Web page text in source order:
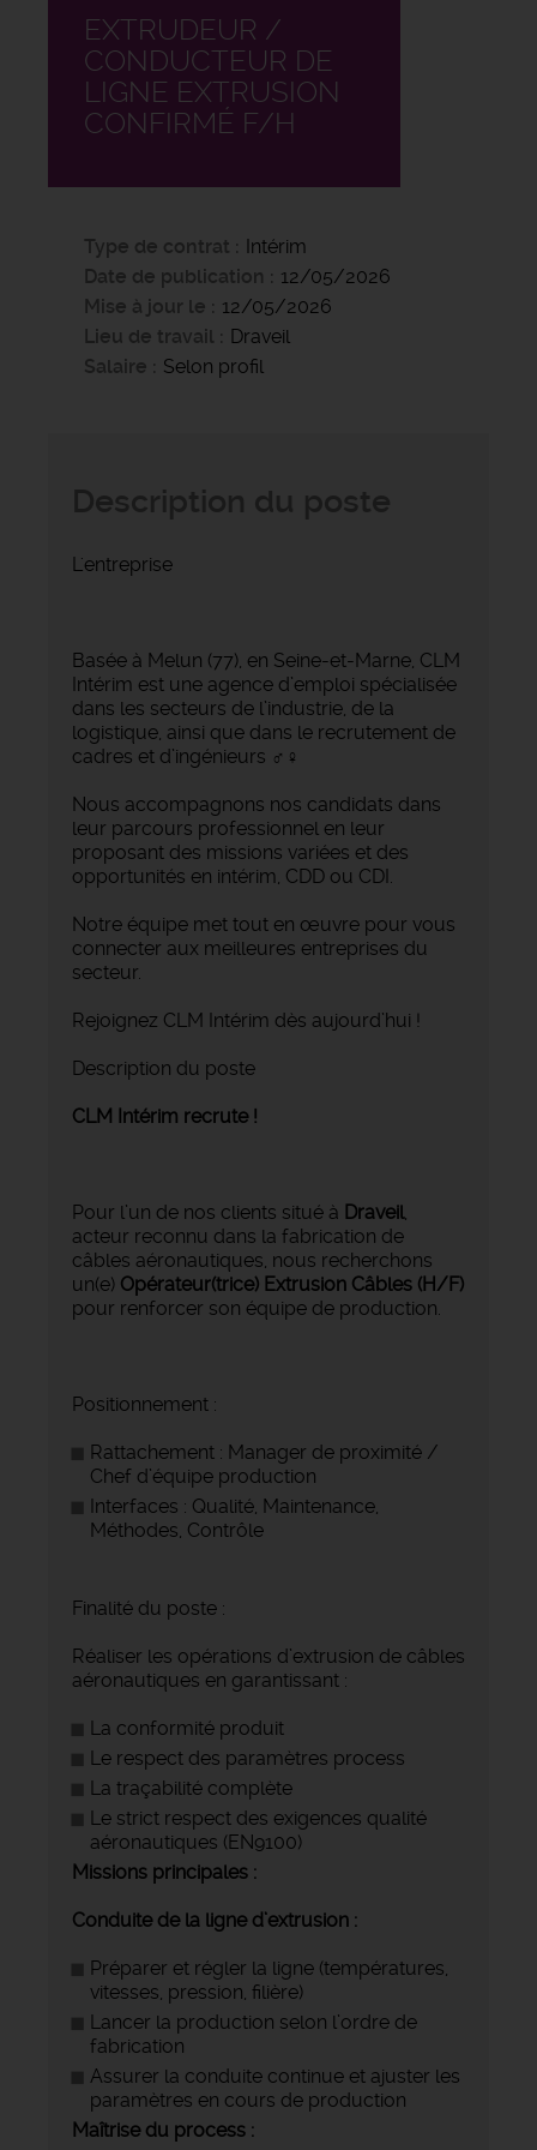
EXTRUDEUR /
CONDUCTEUR DE
LIGNE EXTRUSION
CONFIRMÉ F/H
Type de contrat
Intérim
Date de publication
12/05/2026
Mise à jour le
12/05/2026
Lieu de travail
Draveil
Salaire
Selon profil
L'entreprise
Basée à Melun (77), en Seine-et-Marne, CLM
Intérim est une agence d’emploi spécialisée
dans les secteurs de l’industrie, de la
logistique, ainsi que dans le recrutement de
cadres et d’ingénieurs ‍♂️‍♀️
Nous accompagnons nos candidats dans
leur parcours professionnel en leur
proposant des missions variées et des
opportunités en intérim, CDD ou CDI.
Notre équipe met tout en œuvre pour vous
connecter aux meilleures entreprises du
secteur.
Rejoignez CLM Intérim dès aujourd’hui !
Description du poste
CLM Intérim recrute !
Pour l’un de nos clients situé à Draveil,
acteur reconnu dans la fabrication de
câbles aéronautiques, nous recherchons
un(e) Opérateur(trice) Extrusion Câbles (H/F)
pour renforcer son équipe de production.
Positionnement :
Rattachement : Manager de proximité /
Chef d’équipe production
Interfaces : Qualité, Maintenance,
Méthodes, Contrôle
Finalité du poste :
Réaliser les opérations d’extrusion de câbles
aéronautiques en garantissant :
La conformité produit
Le respect des paramètres process
La traçabilité complète
Le strict respect des exigences qualité
aéronautiques (EN9100)
Missions principales :
Conduite de la ligne d’extrusion :
Préparer et régler la ligne (températures,
vitesses, pression, filière)
Lancer la production selon l’ordre de
fabrication
Assurer la conduite continue et ajuster les
paramètres en cours de production
Maîtrise du process :